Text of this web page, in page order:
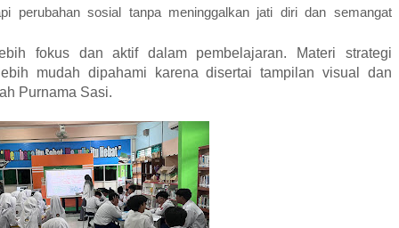
perubahan sosial tanpa meninggalkan jati diri dan semangat
fokus dan aktif dalam pembelajaran. Materi strategi
mudah dipahami karena disertai tampilan visual dan
Purnama Sasi.